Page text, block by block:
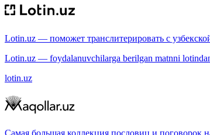
Lotin.uz — поможет транслитерировать с
Lotin.uz — foydalanuvchilarga berilgan matnni
lotin.uz
Самая большая коллекция пословиц и поговорок